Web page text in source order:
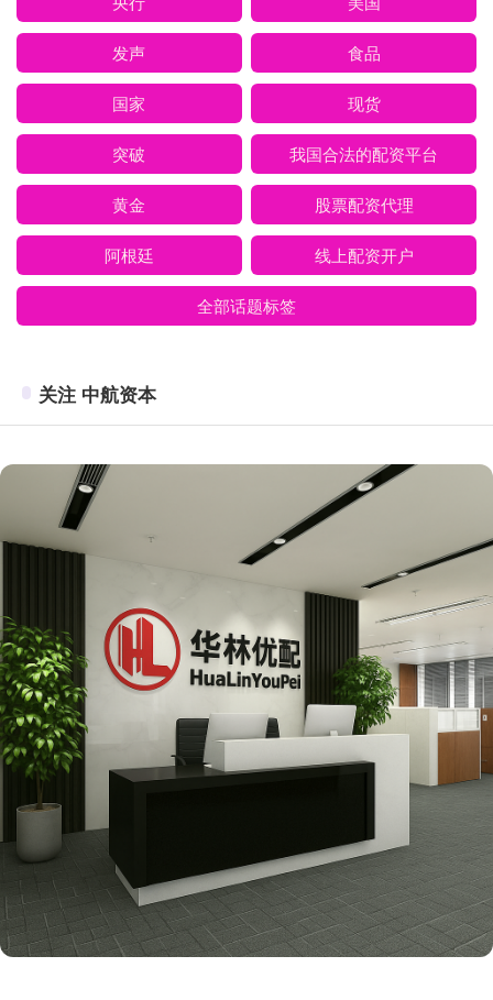
发声 食品
国家 现货
突破 我国合法的配资平台
黄金 股票配资代理
阿根廷 线上配资开户
全部话题标签
关注 中航资本